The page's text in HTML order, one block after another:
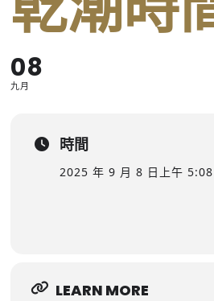
08
九月
時間
2025 年 9 月 8 日 上午 5:08
LEARN MORE